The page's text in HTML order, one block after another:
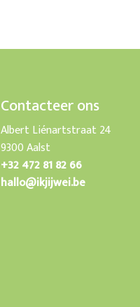
Contacteer ons
Albert Liénartstraat 24
9300 Aalst
+32 472 81 82 66
hallo@ikjijwei.be